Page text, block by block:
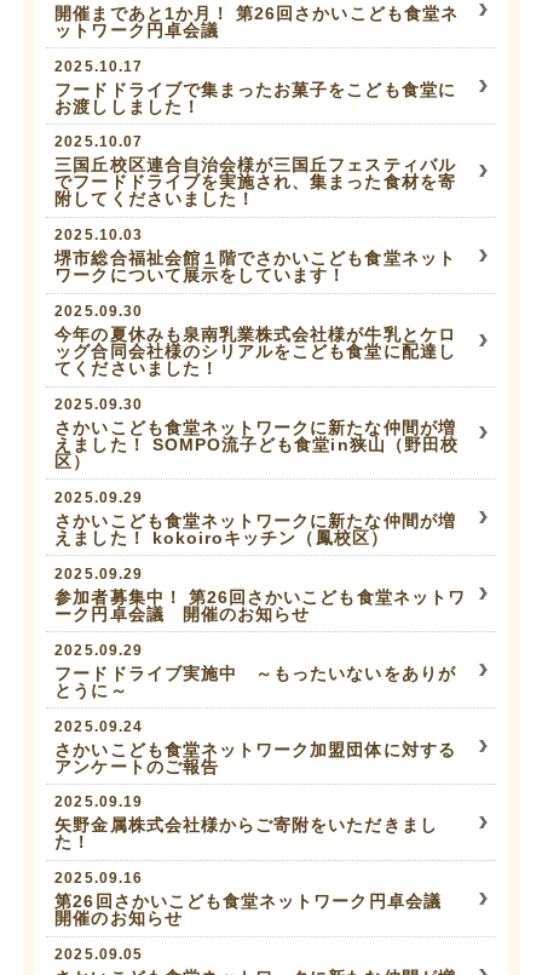
開催まであと1か月！ 第26回さかいこども食堂ネ
ットワーク円卓会議
2025.10.17
フードドライブで集まったお菓子をこども食堂に
お渡ししました！
2025.10.07
三国丘校区連合自治会様が三国丘フェスティバル
でフードドライブを実施され、集まった食材を寄
附してくださいました！
2025.10.03
堺市総合福祉会館１階でさかいこども食堂ネット
ワークについて展示をしています！
2025.09.30
今年の夏休みも泉南乳業株式会社様が牛乳とケロ
ッグ合同会社様のシリアルをこども食堂に配達し
てくださいました！
2025.09.30
さかいこども食堂ネットワークに新たな仲間が増
えました！ SOMPO流子ども食堂in狭山（野田校
区）
2025.09.29
さかいこども食堂ネットワークに新たな仲間が増
えました！ kokoiroキッチン（鳳校区）
2025.09.29
参加者募集中！ 第26回さかいこども食堂ネットワ
ーク円卓会議 開催のお知らせ
2025.09.29
フードドライブ実施中 ～もったいないをありが
とうに～
2025.09.24
さかいこども食堂ネットワーク加盟団体に対する
アンケートのご報告
2025.09.19
矢野金属株式会社様からご寄附をいただきまし
た！
2025.09.16
第26回さかいこども食堂ネットワーク円卓会議
開催のお知らせ
2025.09.05